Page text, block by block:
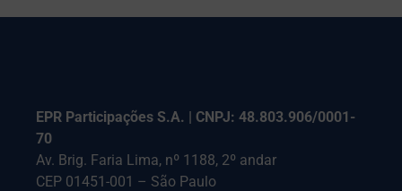
EPR Participações S.A. | CNPJ: 48.803.906/0001-
70
Av. Brig. Faria Lima, nº 1188, 2º andar
CEP 01451-001 – São Paulo